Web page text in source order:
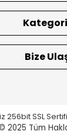
Bize
256bit SSL
2025 Tüm